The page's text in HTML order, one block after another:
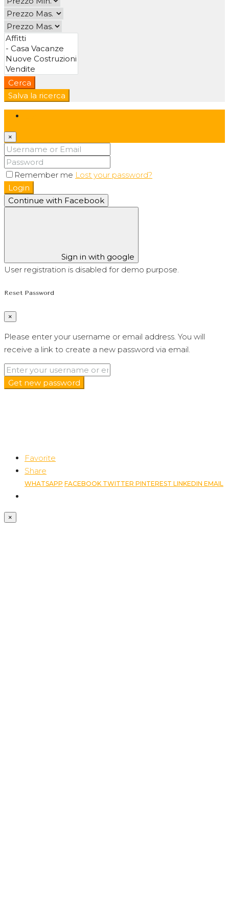
Cerca
Salva la ricerca
×
Remember me Lost your password?
Login
Continue with Facebook
Sign in with google
User registration is disabled for demo purpose.
Reset Password
×
Please enter your username or email address. You will
receive a link to create a new password via email.
Get new password
Favorite
Share
WHATSAPP FACEBOOK TWITTER PINTEREST LINKEDIN EMAIL
×